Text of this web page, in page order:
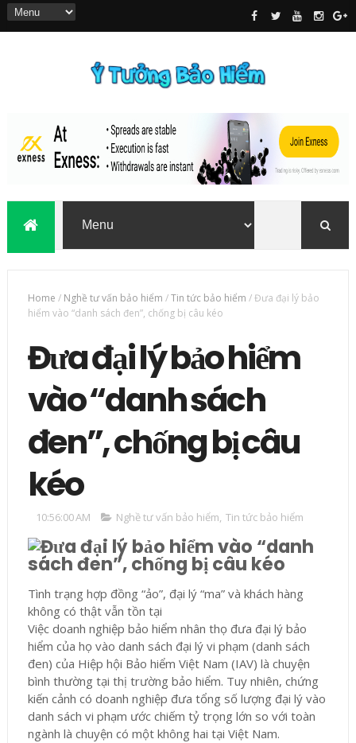
Home / Nghề tư vấn bảo hiểm /Tin tức bảo hiểm /Đưa đại lý bảo
hiểm vào “danh sách đen”, chống bị câu kéo
Đưa đại lý bảo hiểm
vào “danh sách
đen”, chống bị câu
kéo
10:56:00 AM Nghề tư vấn bảo hiểm, Tin tức bảo hiểm
Tình trạng hợp đồng “ảo”, đại lý “ma” và khách hàng
không có thật vẫn tồn tại
Việc doanh nghiệp bảo hiểm nhân thọ đưa đại lý bảo
hiểm của họ vào danh sách đại lý vi phạm (danh sách
đen) của Hiệp hội Bảo hiểm Việt Nam (IAV) là chuyện
bình thường tại thị trường bảo hiểm. Tuy nhiên, chứng
kiến cảnh có doanh nghiệp đưa tổng số lượng đại lý vào
danh sách vi phạm ước chiếm tỷ trọng lớn so với toàn
ngành là chuyện có một không hai tại Việt Nam.